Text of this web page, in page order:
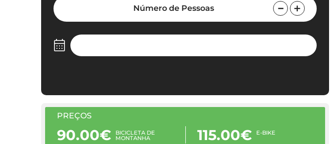
Número de Pessoas
PREÇOS
90.00€ BICICLETA DE
MONTANHA 115.00€ E-BIKE